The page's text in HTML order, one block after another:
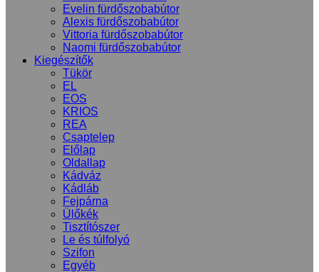
Evelin fürdőszobabútor
Alexis fürdőszobabútor
Vittoria fürdőszobabútor
Naomi fürdőszobabútor
Kiegészítők
Tükör
EL
EOS
KRIOS
REA
Csaptelep
Előlap
Oldallap
Kádváz
Kádláb
Fejpárna
Ülőkék
Tisztítószer
Le és túlfolyó
Szifon
Egyéb